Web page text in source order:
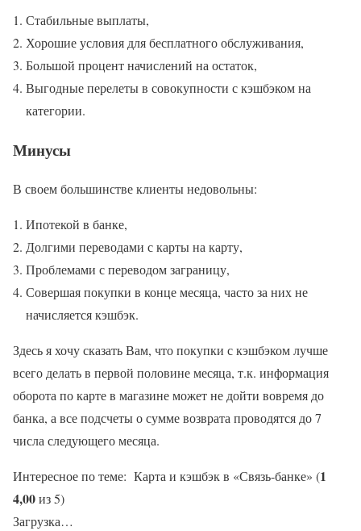
Стабильные выплаты,
Хорошие условия для бесплатного обслуживания,
Большой процент начислений на остаток,
Выгодные перелеты в совокупности с кэшбэком на
категории.
Минусы
В своем большинстве клиенты недовольны:
Ипотекой в банке,
Долгими переводами с карты на карту,
Проблемами с переводом заграницу,
Совершая покупки в конце месяца, часто за них не
начисляется кэшбэк.
Здесь я хочу сказать Вам, что покупки с кэшбэком лучше
всего делать в первой половине месяца, т.к. информация
оборота по карте в магазине может не дойти вовремя до
банка, а все подсчеты о сумме возврата проводятся до 7
числа следующего месяца.
Интересное по теме: Карта и кэшбэк в «Связь-банке» (1
4,00из 5)
Загрузка…